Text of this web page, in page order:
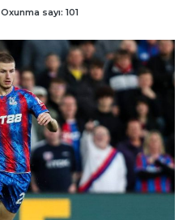
Oxunma sayı: 101